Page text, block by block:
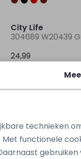
City Life
24,99
25,00 34,99
Marketing
technieken
functionele
gebruiken